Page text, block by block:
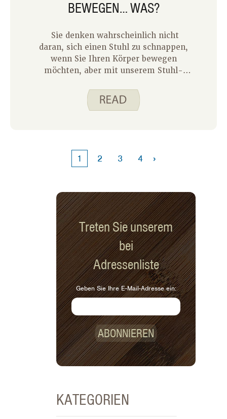
BEWEGEN… WAS?
Sie denken wahrscheinlich nicht
daran, sich einen Stuhl zu schnappen,
wenn Sie Ihren Körper bewegen
möchten, aber mit unserem Stuhl-
diesem Video können Sie die Muskeln
stärken und Ihrem Tag mit nur einem
1 2 3 4 ›
Treten Sie unserem
bei
Adressenliste
Geben Sie Ihre E-Mail-Adresse ein:
ABONNIEREN
KATEGORIEN